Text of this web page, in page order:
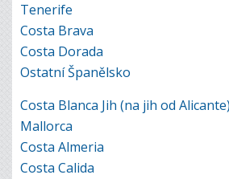
Tenerife
Costa Brava
Costa Dorada
Ostatní Španělsko
Costa Blanca Jih (na jih od Alicante)
Mallorca
Costa Almeria
Costa Calida